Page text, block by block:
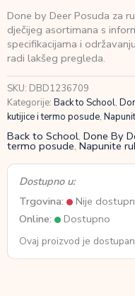
Posuda
za
ručak
za
ponijeti
Sand
količina
Done by Deer Posuda za
dječijeg asortimana s
specifikacijama i
radi lakšeg pregleda.
SKU: DBD1236709
Kategorije: Back to School,
kutijice i termo posude,
Back to School, Done By
termo posude, Napunite
Dostupno u:
Trgovina:
Nije
Online:
Dostupno
Ovaj proizvod je